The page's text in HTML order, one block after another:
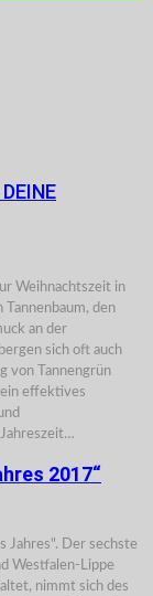
Weihnachtszeit in
den
an der
sich oft auch
von Tannengrün
effektives
2017“
Jahres". Der sechste
Westfalen-Lippe
nimmt sich des